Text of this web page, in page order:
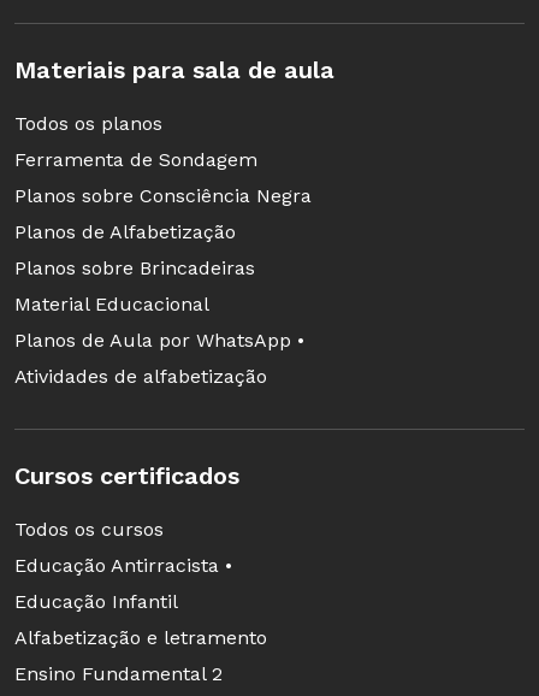
Materiais para sala de aula
Todos os planos
Ferramenta de Sondagem
Planos sobre Consciência Negra
Planos de Alfabetização
Planos sobre Brincadeiras
Material Educacional
Planos de Aula por WhatsApp •
Atividades de alfabetização
Cursos certificados
Todos os cursos
Educação Antirracista •
Educação Infantil
Alfabetização e letramento
Ensino Fundamental 2